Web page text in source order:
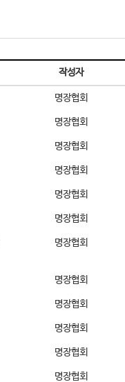
작성자
명장협회
명장협회
명장협회
명장협회
명장협회
명장협회
명장협회
명장협회
명장협회
명장협회
명장협회
명장협회